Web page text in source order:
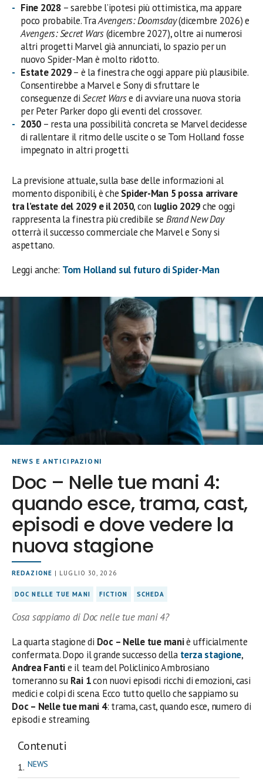
Fine 2028– sarebbe l’ipotesi più ottimistica, ma appare
poco probabile. TraAvengers: Doomsday(dicembre 2026) e
Avengers: Secret Wars(dicembre 2027), oltre ai numerosi
altri progetti Marvel già annunciati, lo spazio per un
nuovo Spider-Man è molto ridotto.
Estate 2029– è la finestra che oggi appare più plausibile.
Consentirebbe a Marvel e Sony di sfruttare le
conseguenze diSecret Warse di avviare una nuova storia
per Peter Parker dopo gli eventi del crossover.
2030 – resta una possibilità concreta se Marvel decidesse
di rallentare il ritmo delle uscite o se Tom Holland fosse
impegnato in altri progetti.
La previsione attuale, sulla base delle informazioni al
momento disponibili, è che Spider-Man 5 possa arrivare
tra l’estate del 2029 e il 2030, con luglio 2029che oggi
rappresenta la finestra più credibile se Brand New Day
otterrà il successo commerciale che Marvel e Sony si
aspettano.
Leggi anche: Tom Holland sul futuro di Spider-Man
NEWS E ANTICIPAZIONI
Doc – Nelle tue mani 4:
quando esce, trama, cast,
episodi e dove vedere la
nuova stagione
REDAZIONE | LUGLIO 30, 2026
DOC NELLE TUE MANI FICTION SCHEDA
Cosa sappiamo di Doc nelle tue mani 4?
La quarta stagione di Doc – Nelle tue maniè ufficialmente
confermata. Dopo il grande successo della terza stagione,
Andrea Fantie il team del Policlinico Ambrosiano
torneranno su Rai 1con nuovi episodi ricchi di emozioni, casi
medici e colpi di scena. Ecco tutto quello che sappiamo su
Doc – Nelle tue mani 4: trama, cast, quando esce, numero di
episodi e streaming.
Contenuti
NEWS